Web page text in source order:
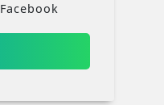
Facebook